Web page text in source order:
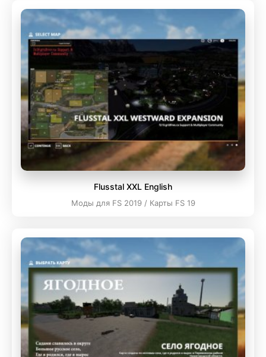
Flusstal XXL English
Моды для FS 2019 / Карты FS 19